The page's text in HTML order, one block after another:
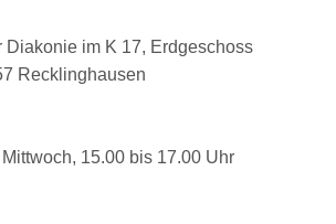
Diakonie im K 17, Erdgeschoss
Recklinghausen
15.00 bis 17.00 Uhr